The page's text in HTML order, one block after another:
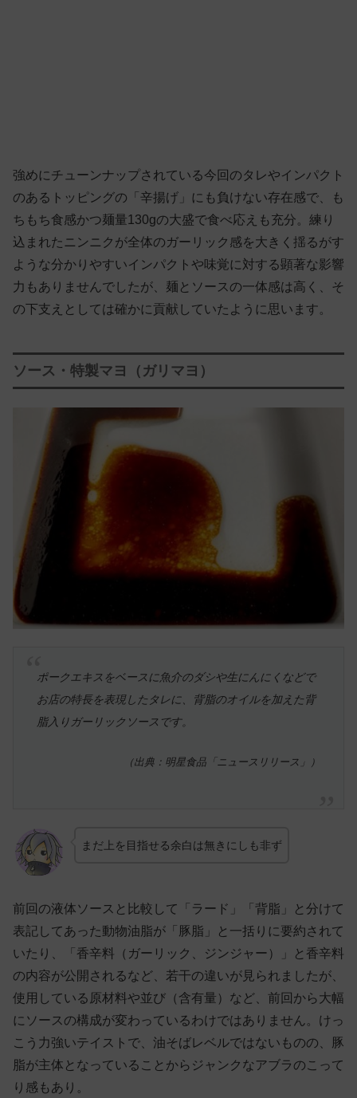
強めにチューンナップされている今回のタレやインパクト
のあるトッピングの「辛揚げ」にも負けない存在感で、も
ちもち食感かつ麺量130gの大盛で食べ応えも充分。練り
込まれたニンニクが全体のガーリック感を大きく揺るがす
ような分かりやすいインパクトや味覚に対する顕著な影響
力もありませんでしたが、麺とソースの一体感は高く、そ
の下支えとしては確かに貢献していたように思います。
ソース・特製マヨ（ガリマヨ）
ポークエキスをベースに魚介のダシや生にんにくなどで
お店の特長を表現したタレに、背脂のオイルを加えた背
脂入りガーリックソースです。
（出典：明星食品「ニュースリリース」）
まだ上を目指せる余白は無きにしも非ず
前回の液体ソースと比較して「ラード」「背脂」と分けて
表記してあった動物油脂が「豚脂」と一括りに要約されて
いたり、「香辛料（ガーリック、ジンジャー）」と香辛料
の内容が公開されるなど、若干の違いが見られましたが、
使用している原材料や並び（含有量）など、前回から大幅
にソースの構成が変わっているわけではありません。けっ
こう力強いテイストで、油そばレベルではないものの、豚
脂が主体となっていることからジャンクなアブラのこって
り感もあり。